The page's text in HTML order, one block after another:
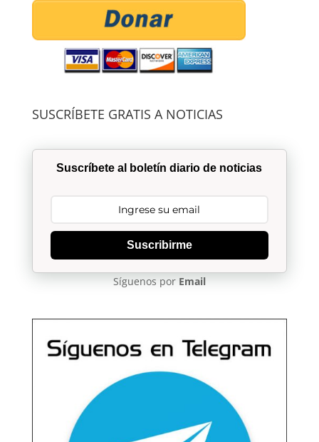
SUSCRÍBETE GRATIS A NOTICIAS
Suscríbete al boletín diario de noticias
Suscribirme
Síguenos por Email